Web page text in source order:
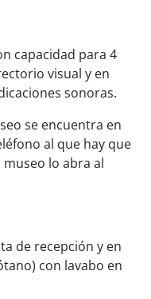
capacidad para 4
visual y en
sonoras.
se encuentra en
al que hay que
lo abra al
de recepción y en
con lavabo en